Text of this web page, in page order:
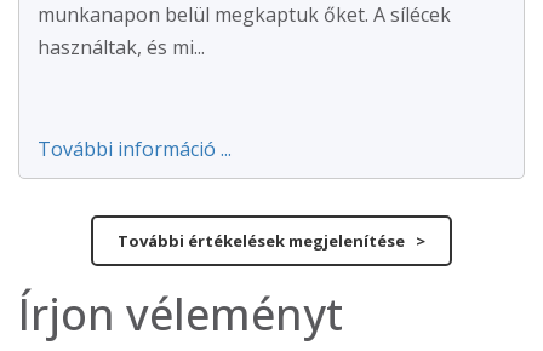
munkanapon belül megkaptuk őket. A sílécek
használtak, és mi...
További információ ...
További értékelések megjelenítése >
Írjon véleményt